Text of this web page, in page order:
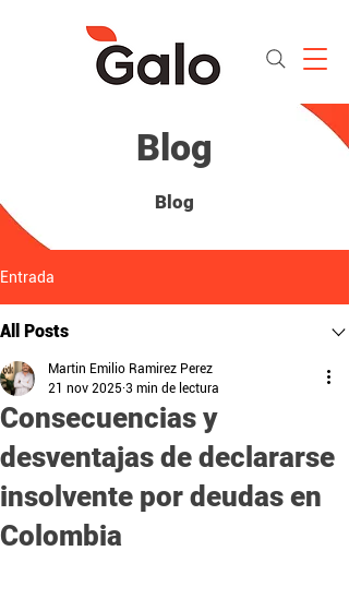
Blog
Blog
Entrada
All Posts
Consecuencias y
desventajas de declararse
insolvente por deudas en
Colombia
Martin Emilio Ramirez Perez
21 nov 2025 3 min de lectura